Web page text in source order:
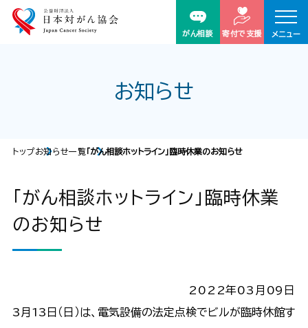
がん相談 寄付で支援 メニュー
お知らせ
トップお知らせ一覧 「がん相談ホットライン」臨時休業のお知らせ
「がん相談ホットライン」臨時休業
のお知らせ
2022年03月09日
3月13日（日）は、電気設備の法定点検でビルが臨時休館す